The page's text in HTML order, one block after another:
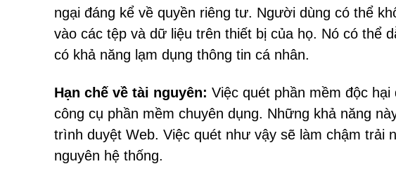
ngại đáng kể về quyền riêng tư. Người dùng có thể
vào các tệp và dữ liệu trên thiết bị của họ. Nó có thể
có khả năng lạm dụng thông tin cá nhân.
Hạn chế về tài nguyên: Việc quét phần mềm độc
công cụ phần mềm chuyên dụng. Những khả năng
trình duyệt Web. Việc quét như vậy sẽ làm chậm trải
nguyên hệ thống.